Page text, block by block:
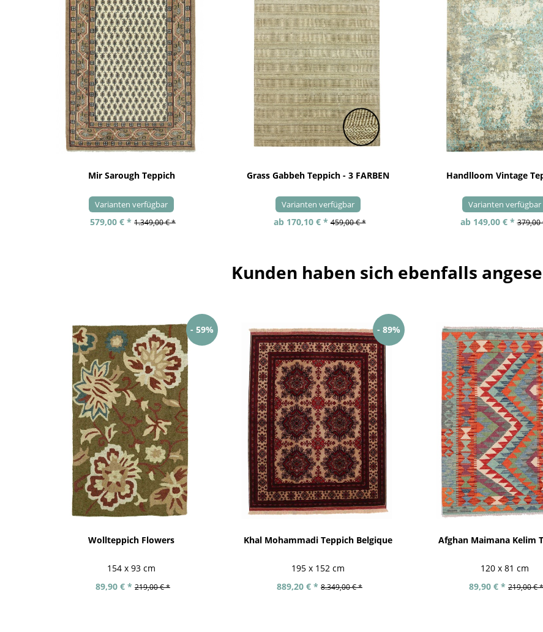
Mir Sarough Teppich
Varianten verfügbar
579,00 € * 1.349,00 € *
Grass Gabbeh Teppich - 3 FARBEN
Varianten verfügbar
ab 170,10 € * 459,00 € *
Handlloom Vintage
Varianten verfügbar
ab 149,00 € * 379,00
Kunden haben sich ebenfalls
- 59%
Wollteppich Flowers
154 x 93 cm
89,90 € * 219,00 € *
- 89%
Khal Mohammadi Teppich Belgique
195 x 152 cm
889,20 € * 8.349,00 € *
Afghan Maimana Kelim
120 x 81 cm
89,90 € * 219,00 € *